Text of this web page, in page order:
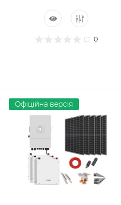
0
Офіційна версія